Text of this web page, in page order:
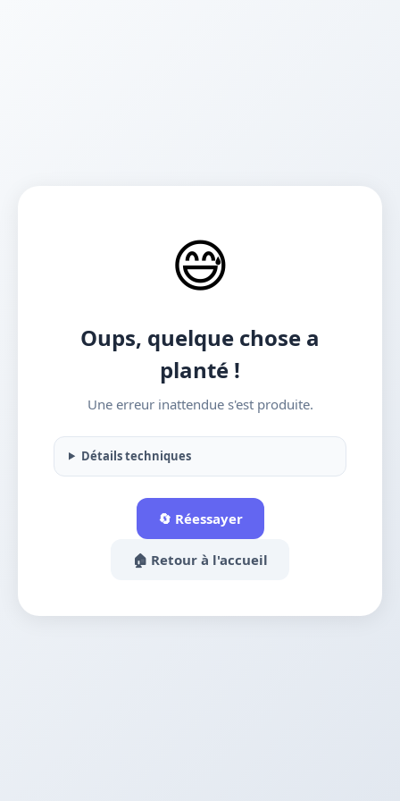
😅
Oups, quelque chose a
planté !
Une erreur inattendue s'est produite.
Détails techniques
🔄 Réessayer
🏠 Retour à l'accueil